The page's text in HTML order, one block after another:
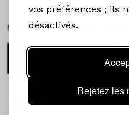
vos préférences ; ils
désactivés.
Rejetez les
STAY CONNECTED